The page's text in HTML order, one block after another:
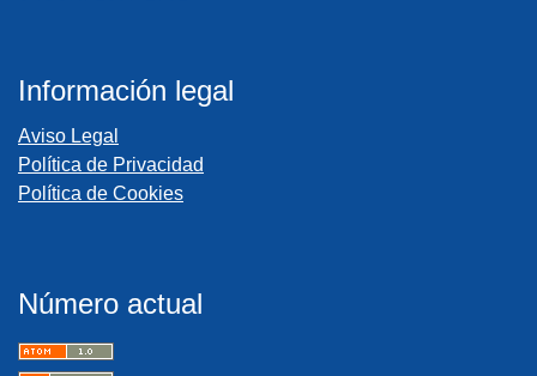
Información legal
Aviso Legal
Política de Privacidad
Política de Cookies
Número actual